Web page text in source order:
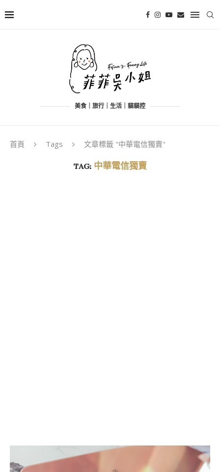
美食｜旅行｜生活｜貓貓控
首頁 Tags 文章標籤 "中華電信獨賣"
TAG:中華電信獨賣